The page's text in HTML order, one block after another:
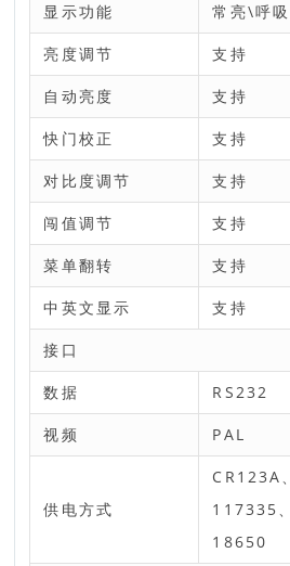
显示功能 常亮\呼吸
亮度调节 支持
自动亮度 支持
快门校正 支持
对比度调节 支持
闯值调节 支持
菜单翻转 支持
中英文显示 支持
接口
数据 RS232
视频 PAL
供电方式
CR123A、
117335、
18650